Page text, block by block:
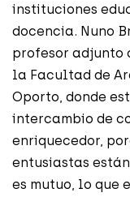
instituciones
docencia. Nuno
profesor adjunto
la Facultad de
Oporto, donde
intercambio de
enriquecedor,
entusiastas
es mutuo, lo que